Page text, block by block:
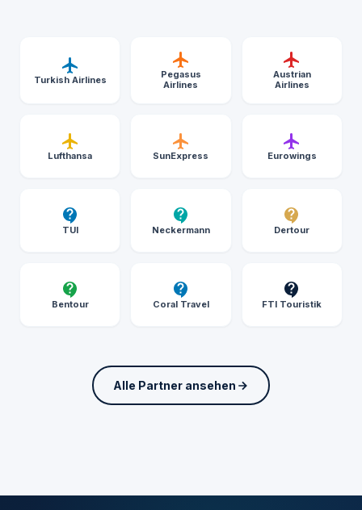
Turkish Airlines
Pegasus
Airlines
Austrian
Airlines
Lufthansa SunExpress Eurowings
TUI Neckermann Dertour
Bentour Coral Travel FTI Touristik
Alle Partner ansehen